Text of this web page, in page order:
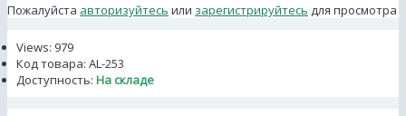
Пожалуйста авторизуйтесь или зарегистрируйтесь для просмотра
Views: 979
Код товара: AL-253
Доступность: На складе